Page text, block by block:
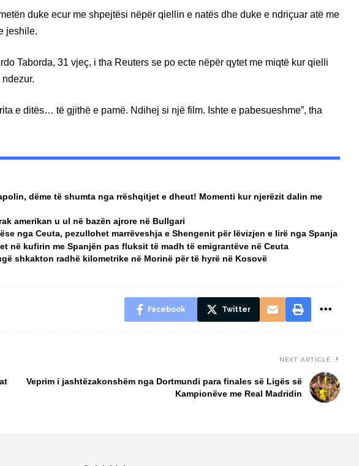
duke ecur me shpejtësi nëpër qiellin e natës dhe duke e ndriçuar atë me
jeshile.
Taborda, 31 vjeç, i tha Reuters se po ecte nëpër qytet me miqtë kur qielli
e ditës… të gjithë e pamë. Ndihej si një film. Ishte e pabesueshme”, tha
dëme të shumta nga rrëshqitjet e dheut! Momenti kur njerëzit dalin me
amerikan u ul në bazën ajrore në Bullgari
nga Ceuta, pezullohet marrëveshja e Shengenit për lëvizjen e lirë nga Spanja
në kufirin me Spanjën pas fluksit të madh të emigrantëve në Ceuta
shkakton radhë kilometrike në Morinë për të hyrë në Kosovë
Facebook Twitter
NEXT ARTICLE
Veprim i jashtëzakonshëm nga Dortmundi para finales së Ligës së
Kampionëve me Real Madridin